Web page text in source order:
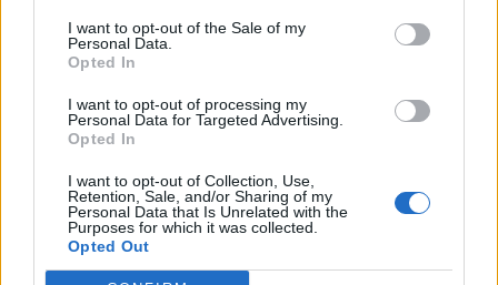
I want to opt-out of the Sale of my
Personal Data.
Opted In
I want to opt-out of processing my
Personal Data for Targeted Advertising.
Opted In
I want to opt-out of Collection, Use,
Retention, Sale, and/or Sharing of my
Personal Data that Is Unrelated with the
Purposes for which it was collected.
Opted Out
Autore
Redazione Fantacalcio.it